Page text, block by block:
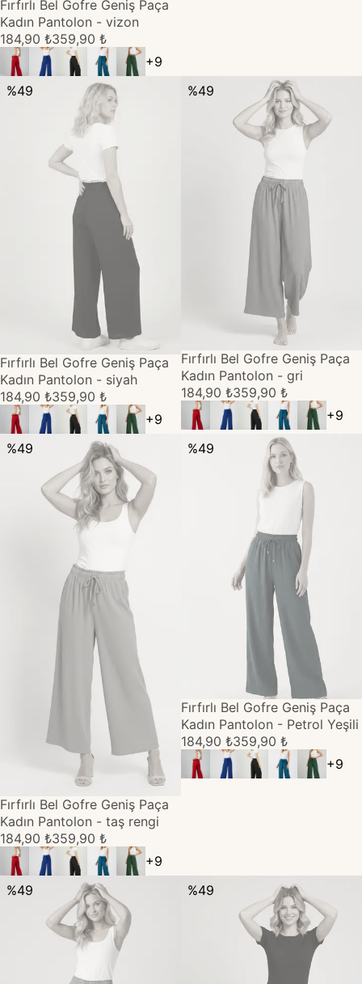
TÜKENDİ
Fırfırlı Bel Gofre Geniş Paça
Kadın Pantolon - vizon
184,90 ₺359,90 ₺
+9
%49
TÜKENDİ
Fırfırlı Bel Gofre Geniş Paça
Kadın Pantolon - siyah
184,90 ₺359,90 ₺
+9
%49
TÜKENDİ
Fırfırlı Bel Gofre Geniş Paça
Kadın Pantolon - gri
184,90 ₺359,90 ₺
+9
%49
TÜKENDİ
Fırfırlı Bel Gofre Geniş Paça
Kadın Pantolon - taş rengi
184,90 ₺359,90 ₺
+9
%49
TÜKENDİ
Fırfırlı Bel Gofre Geniş Paça
Kadın Pantolon - Petrol Yeşili
184,90 ₺359,90 ₺
+9
%49 %49